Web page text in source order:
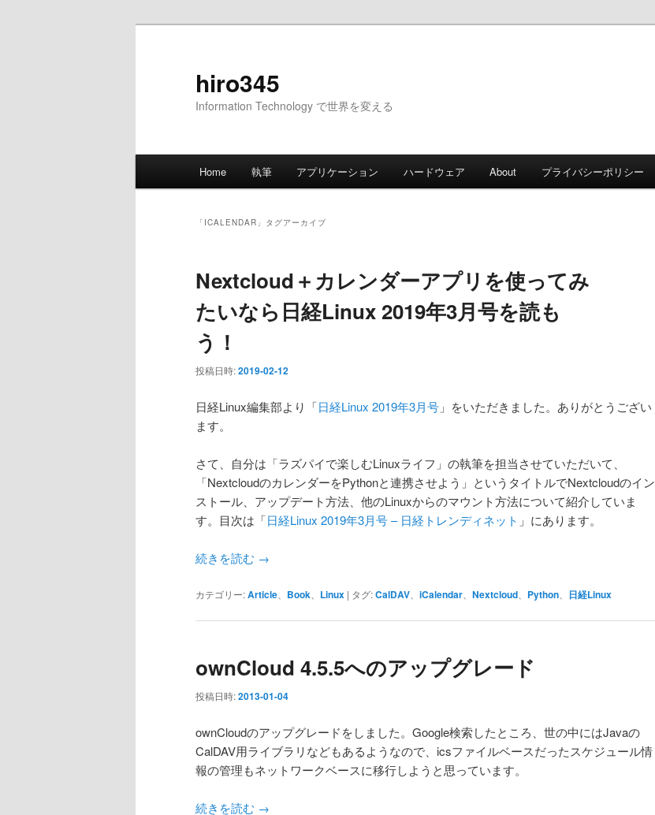
hiro345
Information Technology で世界を変える
Home 執筆 アプリケーション ハードウェア About プライバシーポリシー
「 ICALENDAR 」タグアーカイブ
Nextcloud＋カレンダーアプリを使ってみ
たいなら日経Linux 2019年3月号を読も
う！
投稿日時:2019-02-12
日経Linux編集部より「日経Linux 2019年3月号 」をいただきました。ありがとうござい
ます。
さて、自分は「ラズパイで楽しむLinuxライフ」の執筆を担当させていただいて、
「NextcloudのカレンダーをPythonと連携させよう」というタイトルでNextcloudのイン
ストール、アップデート方法、他のLinuxからのマウント方法について紹介していま
す。目次は「日経Linux 2019年3月号 – 日経トレンディネット 」にあります。
続きを読む →
カテゴリー:Article Book Linux | タグ:CalDAV iCalendar Nextcloud Python 日経Linux
ownCloud 4.5.5へのアップグレード
投稿日時:2013-01-04
ownCloudのアップグレードをしました。Google検索したところ、世の中にはJavaの
CalDAV用ライブラリなどもあるようなので、icsファイルベースだったスケジュール情
報の管理もネットワークベースに移行しようと思っています。
続きを読む →